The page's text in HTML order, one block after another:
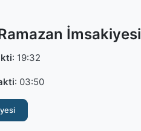
İmsakiyesi
: 19:32
: 03:50